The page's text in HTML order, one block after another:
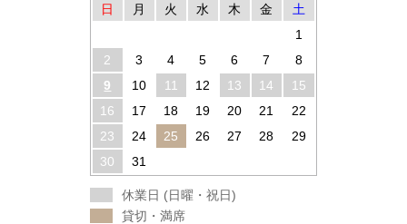
日
月 火 水 木 金
土
1
2
3 4 5 6 7
8
9
10 11 12 13 14
15
16
17 18 19 20 21
22
23
24 25 26 27 28
29
30
31
休業日 (日曜・祝日)
貸切・満席